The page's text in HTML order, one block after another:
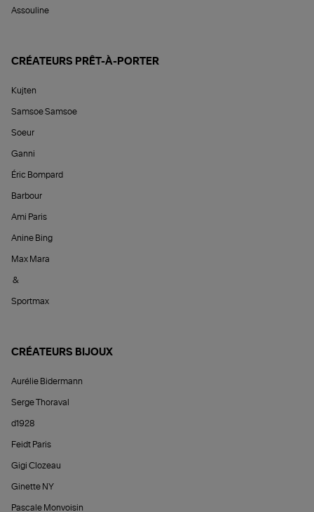
Assouline
CRÉATEURS PRÊT-À-PORTER
Kujten
Samsoe Samsoe
Soeur
Ganni
Éric Bompard
Barbour
Ami Paris
Anine Bing
Max Mara
&
Sportmax
CRÉATEURS BIJOUX
Aurélie Bidermann
Serge Thoraval
d1928
Feidt Paris
Gigi Clozeau
Ginette NY
Pascale Monvoisin